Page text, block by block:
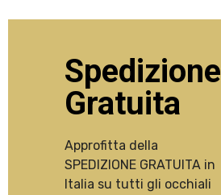
Spedizione
Gratuita
Approfitta della
SPEDIZIONE GRATUITA in
Italia su tutti gli occhiali